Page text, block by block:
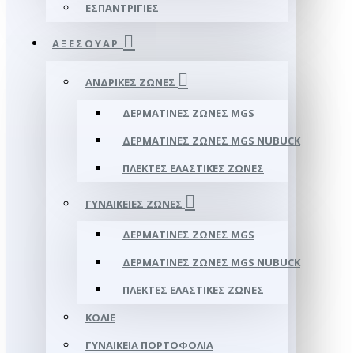
ΕΣΠΑΝΤΡΊΓΙΕΣ
ΑΞΕΣΟΥΑΡ
ΑΝΔΡΙΚΈΣ ΖΏΝΕΣ
ΔΕΡΜΆΤΙΝΕΣ ΖΏΝΕΣ MGS
ΔΕΡΜΆΤΙΝΕΣ ΖΏΝΕΣ MGS NUBUCK
ΠΛΕΚΤΈΣ ΕΛΑΣΤΙΚΈΣ ΖΏΝΕΣ
ΓΥΝΑΙΚΕΊΕΣ ΖΏΝΕΣ
ΔΕΡΜΆΤΙΝΕΣ ΖΏΝΕΣ MGS
ΔΕΡΜΆΤΙΝΕΣ ΖΏΝΕΣ MGS NUBUCK
ΠΛΕΚΤΈΣ ΕΛΑΣΤΙΚΈΣ ΖΏΝΕΣ
ΚΟΛΙΈ
ΓΥΝΑΙΚΕΊΑ ΠΟΡΤΟΦΌΛΙΑ